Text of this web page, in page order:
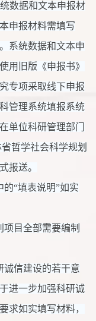
数据和文本申报材
申报材料需填写
系统数据和文本申
用旧版《申报书》
专项采取线下申报
管理系统填报系统
单位科研管理部门
哲学社会科学规划
报送。
“填表说明”如实
目全部需要编制
信建设的若干意
进一步加强科研诚
求如实填写材料，